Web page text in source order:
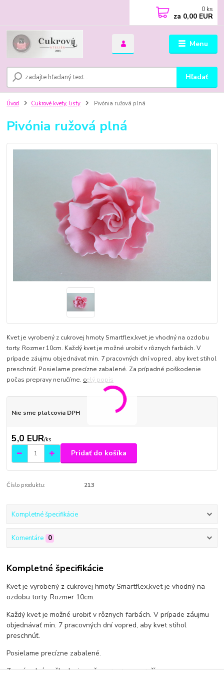
Menu
Hľadať
0 ks
za 0,00 EUR
Úvod Cukrové kvety, listy Pivónia ružová plná
Pivónia ružová plná
Kvet je vyrobený z cukrovej hmoty Smartflex,kvet je vhodný na ozdobu
torty. Rozmer 10cm. Každý kvet je možné urobiť v rôznych farbách. V
prípade záujmu objednávať min. 7 pracovných dní vopred, aby kvet stihol
preschnúť. Posielame precízne zabalené. Za prípadné poškodenie
počas prepravy neručíme. celý popis
Nie sme platcovia DPH
5,0 EUR/ks
Pridať do košíka
Číslo produktu: 213
Kompletné špecifikácie
Komentáre 0
Kompletné špecifikácie
Kvet je vyrobený z cukrovej hmoty Smartflex,kvet je vhodný na
ozdobu torty. Rozmer 10cm.
Každý kvet je možné urobiť v rôznych farbách. V prípade záujmu
objednávať min. 7 pracovných dní vopred, aby kvet stihol
preschnúť.
Posielame precízne zabalené.
Za prípadné poškodenie počas prepravy neručíme.